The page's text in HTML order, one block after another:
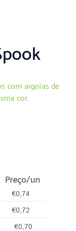
com argolas de
cor.
Preço/un
€0,74
€0,72
€0,70